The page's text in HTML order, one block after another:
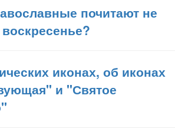
почитают не
иконах, об иконах
и "Святое